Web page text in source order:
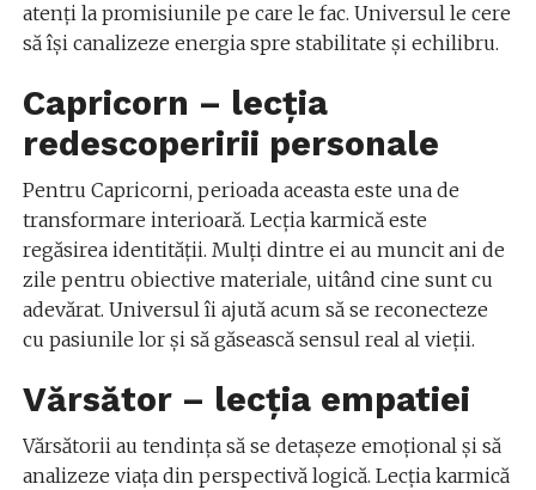
atenți la promisiunile pe care le fac. Universul le cere
să își canalizeze energia spre stabilitate și echilibru.
Capricorn – lecția
redescoperirii personale
Pentru Capricorni, perioada aceasta este una de
transformare interioară. Lecția karmică este
regăsirea identității. Mulți dintre ei au muncit ani de
zile pentru obiective materiale, uitând cine sunt cu
adevărat. Universul îi ajută acum să se reconecteze
cu pasiunile lor și să găsească sensul real al vieții.
Vărsător – lecția empatiei
Vărsătorii au tendința să se detașeze emoțional și să
analizeze viața din perspectivă logică. Lecția karmică